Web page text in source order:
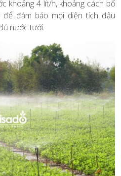
khoảng 4 lít/h, khoảng cách bố
đảm bảo mọi diện tích đậu
nước tưới.